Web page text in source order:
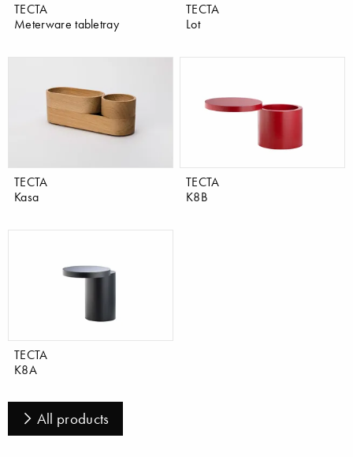
TECTA
Meterware tabletray
TECTA
Lot
TECTA
Kasa
TECTA
K8B
TECTA
K8A
All products